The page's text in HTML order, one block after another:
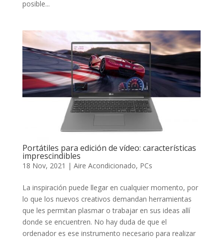
posible...
Portátiles para edición de vídeo: características
imprescindibles
18 Nov, 2021 | Aire Acondicionado, PCs
La inspiración puede llegar en cualquier momento, por
lo que los nuevos creativos demandan herramientas
que les permitan plasmar o trabajar en sus ideas allí
donde se encuentren. No hay duda de que el
ordenador es ese instrumento necesario para realizar